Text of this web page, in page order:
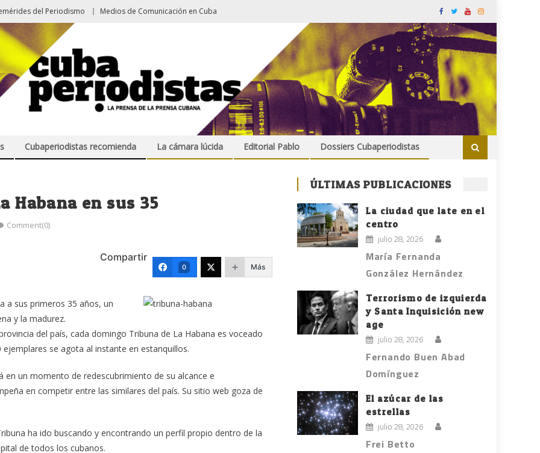
del Periodismo Medios de Comunicación en Cuba
Cubaperiodistas recomienda La cámara lúcida Editorial Pablo Dossiers Cubaperiodistas
Habana en sus 35
Comment(0)
Compartir
0 Más
a sus primeros 35 años, un
y la madurez.
del país, cada domingo Tribuna de La Habana es voceado
se agota al instante en estanquillos.
un momento de redescubrimiento de su alcance e
en competir entre las similares del país. Su sitio web goza de
ha ido buscando y encontrando un perfil propio dentro de la
de todos los cubanos.
ÚLTIMAS PUBLICACIONES
La ciudad que late en el
centro
julio 28, 2026
María Fernanda
González Hernández
Terrorismo de izquierda
y Santa Inquisición new
age
julio 28, 2026
Fernando Buen Abad
Domínguez
El azúcar de las
estrellas
julio 28, 2026
Frei Betto